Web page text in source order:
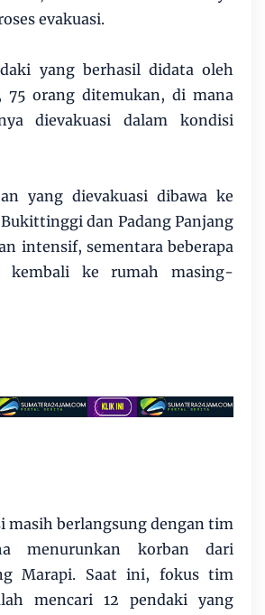
evakuasi.
yang berhasil didata oleh
75 orang ditemukan, di mana
dievakuasi dalam kondisi
yang dievakuasi dibawa ke
dan Padang Panjang
intensif, sementara beberapa
kembali ke rumah masing-
masih berlangsung dengan tim
menurunkan korban dari
Marapi. Saat ini, fokus tim
mencari 12 pendaki yang